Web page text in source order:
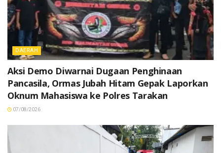
DAERAH
Aksi Demo Diwarnai Dugaan Penghinaan
Pancasila, Ormas Jubah Hitam Gepak Laporkan
Oknum Mahasiswa ke Polres Tarakan
07/08/2026